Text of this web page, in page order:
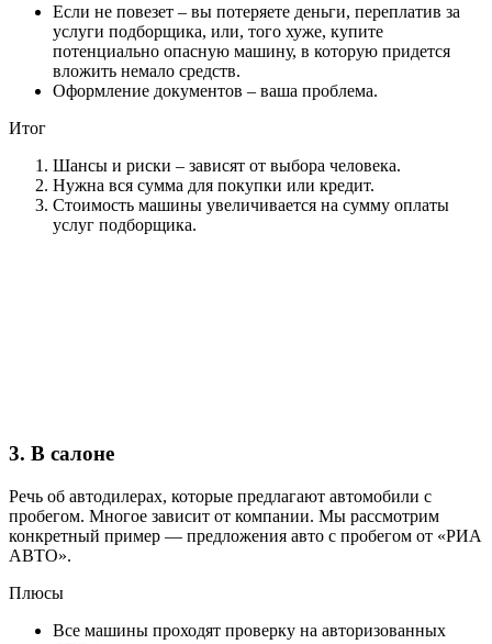
Если не повезет – вы потеряете деньги, переплатив за
услуги подборщика, или, того хуже, купите
потенциально опасную машину, в которую придется
вложить немало средств.
Оформление документов – ваша проблема.
Итог
Шансы и риски – зависят от выбора человека.
Нужна вся сумма для покупки или кредит.
Стоимость машины увеличивается на сумму оплаты
услуг подборщика.
3. В салоне
Речь об автодилерах, которые предлагают автомобили с
пробегом. Многое зависит от компании. Мы рассмотрим
конкретный пример — предложения авто с пробегом от «РИА
АВТО».
Плюсы
Все машины проходят проверку на авторизованных